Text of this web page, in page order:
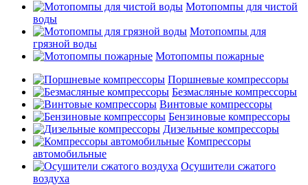
Мотопомпы для чистой
воды
Мотопомпы для
грязной воды
Мотопомпы пожарные
Поршневые компрессоры
Безмасляные компрессоры
Винтовые компрессоры
Бензиновые компрессоры
Дизельные компрессоры
Компрессоры
автомобильные
Осушители сжатого
воздуха